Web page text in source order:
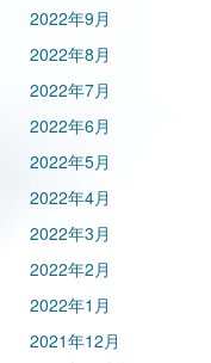
2022年9月
2022年8月
2022年7月
2022年6月
2022年5月
2022年4月
2022年3月
2022年2月
2022年1月
2021年12月